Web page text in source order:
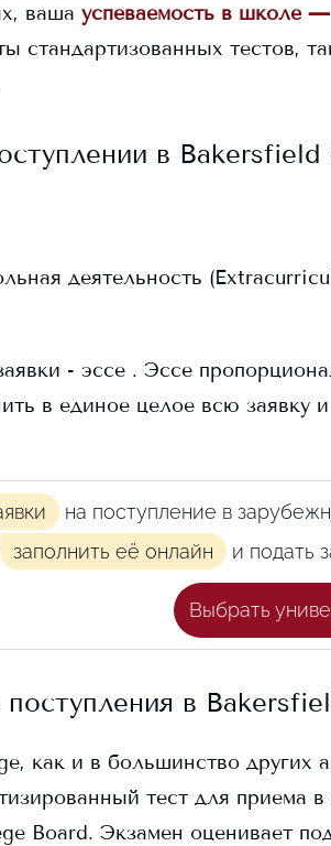
ваша успеваемость в школе
стандартизованных тестов,
в Bakersfield
деятельность
- эссе . Эссе
в единое целое всю
на поступление в
заполнить её онлайн и подать
Выбрать
в
, как и в большинство других
тест для приема
Board. Экзамен оценивает